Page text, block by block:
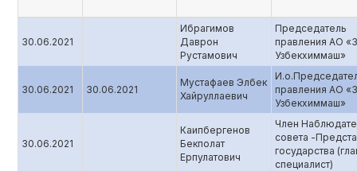
30.06.2021
Ибрагимов
Даврон
Рустамович
Председатель
правления АО
Узбекхиммаш»
30.06.2021 30.06.2021
Мустафаев Элбек
Хайруллаевич
правления АО
Узбекхиммаш»
30.06.2021
Каипбергенов
Бекполат
Ерпулатович
Член
совета -
государства
специалист)